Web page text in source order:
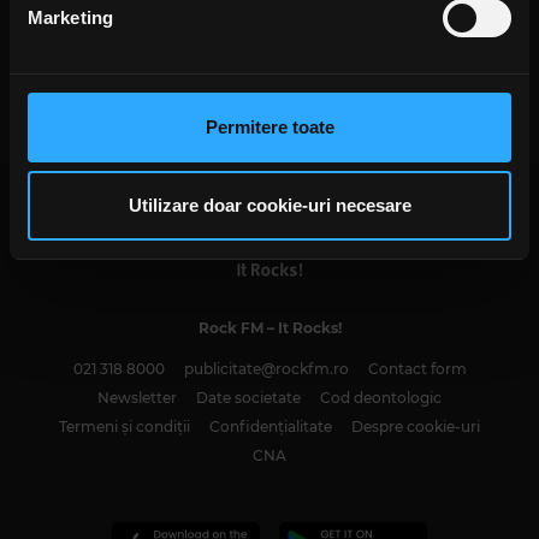
anunțurile, pentru a oferi funcții de rețele sociale și pentru
a analiza traficul. De asemenea, le oferim partenerilor de
privire la modul în care folosiți site-ul nostru. Aceștia le
pot combina cu alte informații oferite de dvs. sau culese
în urma folosirii serviciilor lor. În cazul în care alegeți să
continuați să utilizați website-ul nostru, sunteți de acord
Marketing
Permitere toate
Utilizare doar cookie-uri necesare
Rock FM– It Rocks!
021 318 8000 publicitate@rockfm.ro
Contact form
Newsletter
Date societate
Cod deontologic
Termeni și condiții
Confidențialitate
Despre cookie-uri
CNA